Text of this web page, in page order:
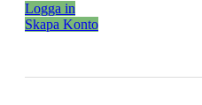
Logga in
Skapa Konto